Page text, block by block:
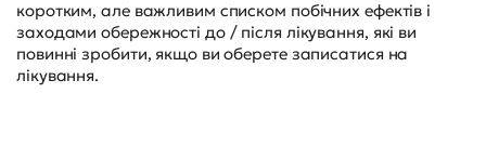
коротким, але важливим списком побічних ефектів і
заходами обережності до / після лікування, які ви
повинні зробити, якщо ви оберете записатися на
лікування.